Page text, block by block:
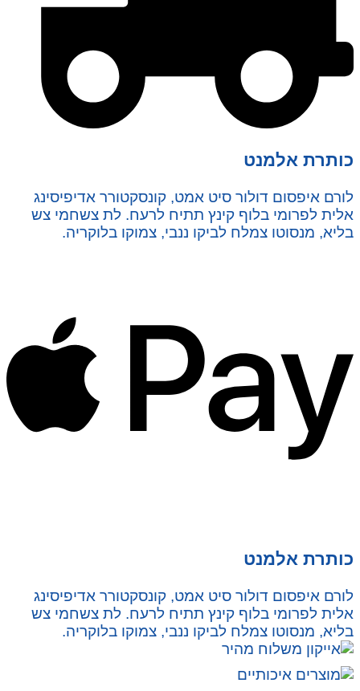
כותרת אלמנט
לורם איפסום דולור סיט אמט, קונסקטורר אדיפיסינג
אלית לפרומי בלוף קינץ תתיח לרעח. לת צשחמי צש
בליא, מנסוטו צמלח לביקו ננבי, צמוקו בלוקריה.
כותרת אלמנט
לורם איפסום דולור סיט אמט, קונסקטורר אדיפיסינג
אלית לפרומי בלוף קינץ תתיח לרעח. לת צשחמי צש
בליא, מנסוטו צמלח לביקו ננבי, צמוקו בלוקריה.